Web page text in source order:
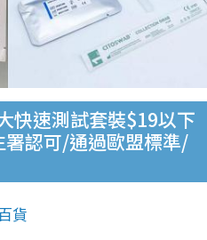
快速測試套裝$19以下
認可/通過歐盟標準/
貨